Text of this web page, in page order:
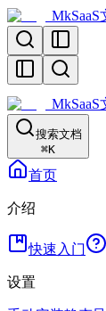
MkSaaS
MkSaaS
搜索文档
⌘K
首页
介绍
快速入门
设置